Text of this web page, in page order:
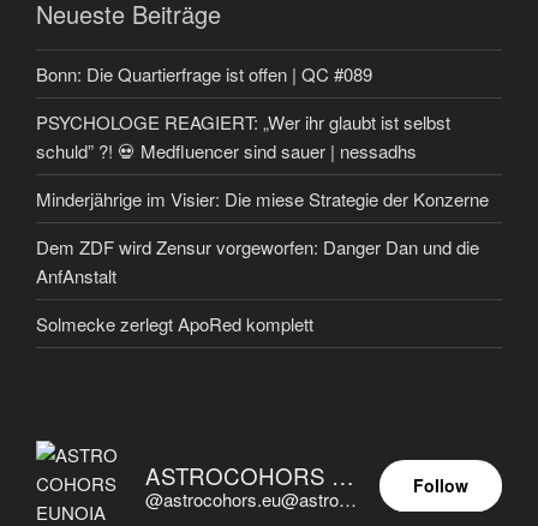
Neueste Beiträge
Bonn: Die Quartierfrage ist offen | QC #089
PSYCHOLOGE REAGIERT: „Wer ihr glaubt ist selbst
schuld” ?! 💀 Medfluencer sind sauer | nessadhs
Minderjährige im Visier: Die miese Strategie der Konzerne
Dem ZDF wird Zensur vorgeworfen: Danger Dan und die
AnfAnstalt
Solmecke zerlegt ApoRed komplett
ASTROCOHORS EUNOIA ULTIMA
@astrocohors.eu@astrocohors.eu
Follow